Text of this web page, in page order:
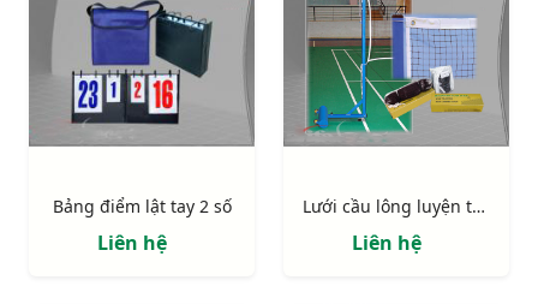
Bảng điểm lật tay 2 số
Liên hệ
Lưới cầu lông luyện tập
Liên hệ